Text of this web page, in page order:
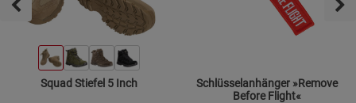
Squad Stiefel 5 Inch
Schlüsselanhänger »Remove
Before Flight«